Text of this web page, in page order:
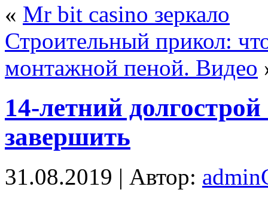
« Mr bit casino зеркало
Строительный прикол:
монтажной пеной. Видео
14-летний
завершить
31.08.2019 | Автор: